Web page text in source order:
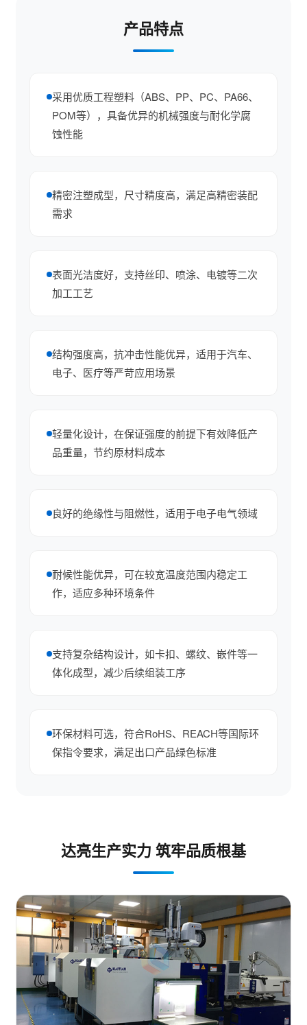
产品特点
采用优质工程塑料（ABS、PP、PC、PA66、
POM等），具备优异的机械强度与耐化学腐
蚀性能
精密注塑成型，尺寸精度高，满足高精密装配
需求
表面光洁度好，支持丝印、喷涂、电镀等二次
加工工艺
结构强度高，抗冲击性能优异，适用于汽车、
电子、医疗等严苛应用场景
轻量化设计，在保证强度的前提下有效降低产
品重量，节约原材料成本
良好的绝缘性与阻燃性，适用于电子电气领域
耐候性能优异，可在较宽温度范围内稳定工
作，适应多种环境条件
支持复杂结构设计，如卡扣、螺纹、嵌件等一
体化成型，减少后续组装工序
环保材料可选，符合RoHS、REACH等国际环
保指令要求，满足出口产品绿色标准
达亮生产实力 筑牢品质根基